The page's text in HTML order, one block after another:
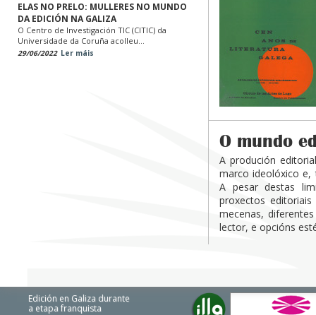
ELAS NO PRELO: MULLERES NO MUNDO
DA EDICIÓN NA GALIZA
O Centro de Investigación TIC (CITIC) da
Universidade da Coruña acolleu...
29/06/2022 Ler máis
O mundo
A produción
marco ideolóxico e,
A pesar destas
proxectos
mecenas,
lector, e opcións
Edición en Galiza durante
a etapa franquista